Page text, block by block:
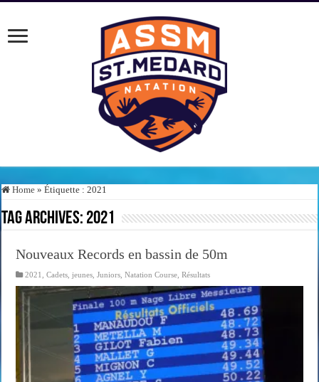
Home » Étiquette :2021
Tag Archives: 2021
Nouveaux Records en bassin de 50m
2021 ,Cadets ,jeunes ,Juniors ,Natation Course ,Résultats